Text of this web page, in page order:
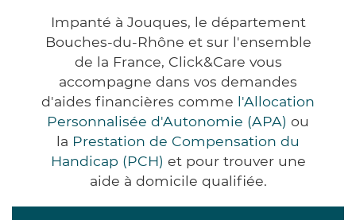
Impanté à Jouques, le département
Bouches-du-Rhône et sur l'ensemble
de la France, Click&Care vous
accompagne dans vos demandes
d'aides financières comme l'Allocation
Personnalisée d'Autonomie (APA) ou
la Prestation de Compensation du
Handicap (PCH) et pour trouver une
aide à domicile qualifiée.